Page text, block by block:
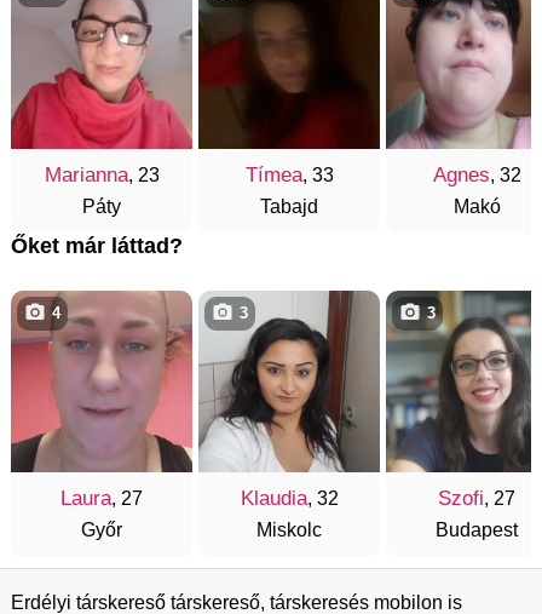
Marianna, 23
Páty
Tímea, 33
Tabajd
Agnes, 32
Makó
Őket már láttad?
Laura, 27
Győr
4
Klaudia, 32
Miskolc
3
Szofi, 27
Budapest
3
Erdélyi társkereső társkereső, társkeresés mobilon is